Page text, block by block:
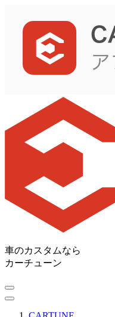
車のカスタムなら
カーチューン